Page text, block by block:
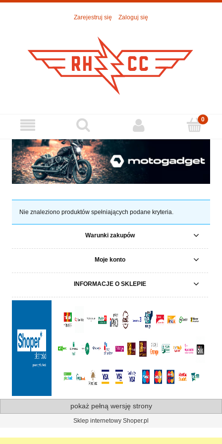
Zarejestruj się Zaloguj się
Nie znaleziono produktów spełniających podane kryteria.
Warunki zakupów
Moje konto
INFORMACJE O SKLEPIE
pokaż pełną wersję strony
Sklep internetowy Shoper.pl